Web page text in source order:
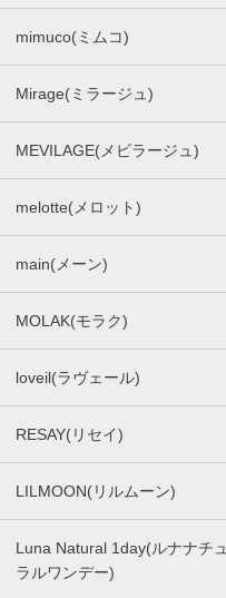
mimuco(ミムコ)
Mirage(ミラージュ)
MEVILAGE(メビラージュ)
melotte(メロット)
main(メーン)
MOLAK(モラク)
loveil(ラヴェール)
RESAY(リセイ)
LILMOON(リルムーン)
Luna Natural 1day(ルナナチュ
ラルワンデー)